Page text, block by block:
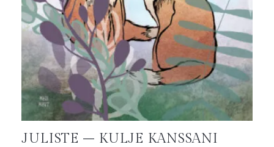
JULISTE – KULJE KANSSANI